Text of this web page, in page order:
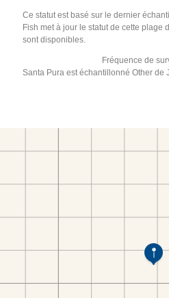
Ce statut est basé sur le dernier
Fish met à jour le statut de cette plage
sont disponibles.
Fréquence de
Santa Pura est échantillonné Other de